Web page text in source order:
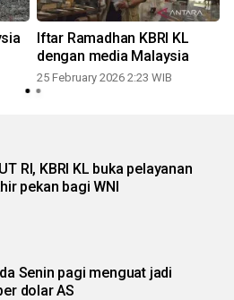
Iftar Ramadhan KBRI KL
dengan media Malaysia
25 February 2026 2:23 WIB
RI, KBRI KL buka pelayanan
pekan bagi WNI
Senin pagi menguat jadi
dolar AS